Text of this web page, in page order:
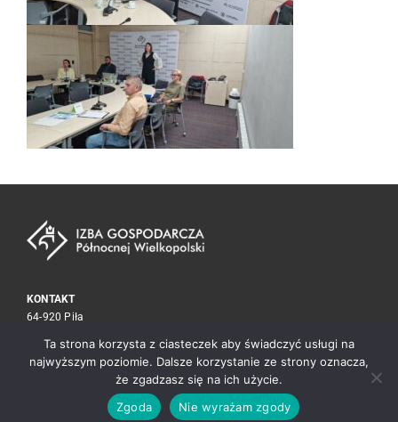
KONTAKT
64-920 Piła
tel./fax67 212 30 59
biuro@izba.pila.pl
Copyright © 2023 Izba Gospodarcza Północnej Wielkopolski
Ta strona korzysta z ciasteczek aby świadczyć usługi na
najwyższym poziomie. Dalsze korzystanie ze strony oznacza,
że zgadzasz się na ich użycie.
Zgoda
Nie wyrażam zgody